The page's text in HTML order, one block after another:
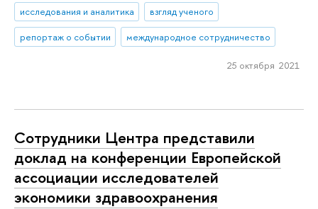
исследования и аналитика
взгляд ученого
репортаж о событии
международное сотрудничество
25 октября 2021
Сотрудники Центра представили
доклад на конференции Европейской
ассоциации исследователей
экономики здравоохранения